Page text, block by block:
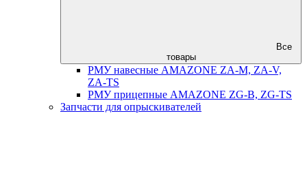
Все
товары
РМУ навесные AMAZONE ZA-M, ZA-V,
ZA-TS
РМУ прицепные AMAZONE ZG-B, ZG-TS
Запчасти для опрыскивателей